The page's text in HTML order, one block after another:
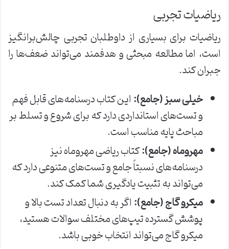
ریاضیات تجربی
ریاضیات برای بسیاری از داوطلبان تجربی چالش‌برانگیز
است، اما مطالعه مبحثی و هدفمند می‌تواند ضعف‌ها را
جبران کند.
خیلی سبز (جامع):این کتاب درسنامه‌های قابل فهم
و تست‌های استانداردی دارد که برای شروع و تسلط بر
مباحث پایه مناسب است.
مهروماه (جامع):کتاب ریاضی مهروماه نیز
درسنامه‌های نسبتاً جامع و تست‌های متنوعی دارد که
می‌تواند به تثبیت یادگیری شما کمک کند.
میکرو گاج (جامع):اگر به دنبال تعداد تست بالا و
پوشش گسترده تیپ‌های مختلف سوالات هستید،
میکرو گاج می‌تواند انتخاب خوبی باشد.